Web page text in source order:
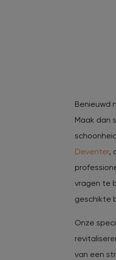
Benieuwd
Maak dan
Deventer,
vragen te
geschikte
Onze
van een